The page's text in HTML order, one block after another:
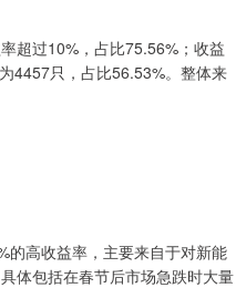
超过10%，占比75.56%；收益
4457只，占比56.53%。整体来
的高收益率，主要来自于对新能
体包括在春节后市场急跌时大量